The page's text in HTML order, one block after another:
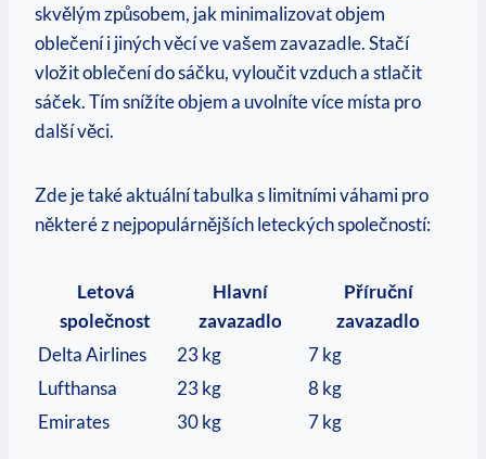
skvělým způsobem, jak minimalizovat objem
oblečení i jiných věcí ve vašem zavazadle. Stačí
vložit oblečení do sáčku, vyloučit vzduch a stlačit
sáček. Tím snížíte objem a uvolníte více místa pro
další věci.
Zde je také aktuální tabulka s limitními váhami pro
některé z nejpopulárnějších leteckých společností:
Letová
společnost
Hlavní
zavazadlo
Příruční
zavazadlo
Delta Airlines
23 kg
7 kg
Lufthansa
23 kg
8 kg
Emirates
30 kg 7 kg